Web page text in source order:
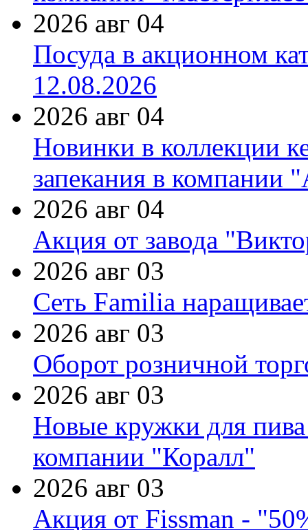
2026 авг 04
Посуда в акционном
12.08.2026
2026 авг 04
Новинки в коллекции
запекания в компании
2026 авг 04
Акция от завода
2026 авг 03
Сеть Familia
2026 авг 03
Оборот розничной
2026 авг 03
Новые кружки для
компании "Коралл"
2026 авг 03
Акция от Fissman -